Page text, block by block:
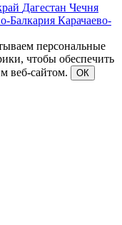
Дагестан Чечня
Балкария Карачаево-
персональные
чтобы обеспечить
веб-сайтом.
ОК